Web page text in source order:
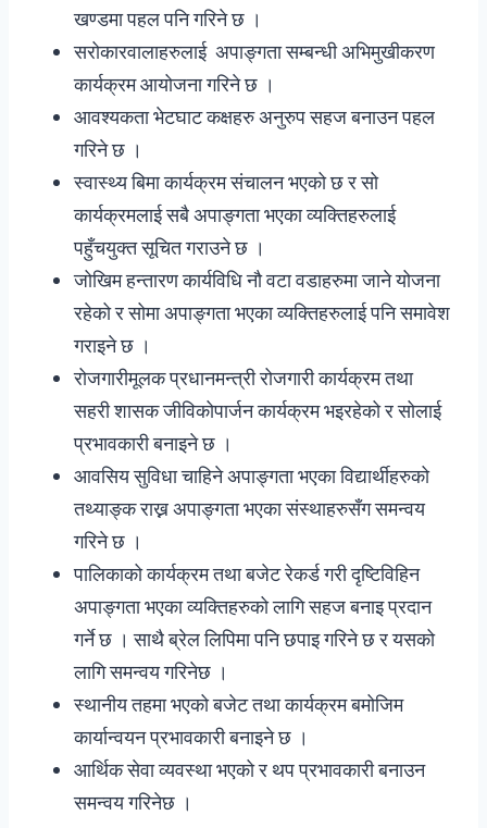
खण्डमा पहल पनि गरिने छ ।
सरोकारवालाहरुलाई अपाङ्गता सम्बन्धी अभिमुखीकरण
कार्यक्रम आयोजना गरिने छ ।
आवश्यकता भेटघाट कक्षहरु अनुरुप सहज बनाउन पहल
गरिने छ ।
स्वास्थ्य बिमा कार्यक्रम संचालन भएको छ र सो
कार्यक्रमलाई सबै अपाङ्गता भएका व्यक्तिहरुलाई
पहुँचयुक्त सूचित गराउने छ ।
जोखिम हन्तारण कार्यविधि नौ वटा वडाहरुमा जाने योजना
रहेको र सोमा अपाङ्गता भएका व्यक्तिहरुलाई पनि समावेश
गराइने छ ।
रोजगारीमूलक प्रधानमन्त्री रोजगारी कार्यक्रम तथा
सहरी शासक जीविकोपार्जन कार्यक्रम भइरहेको र सोलाई
प्रभावकारी बनाइने छ ।
आवसिय सुविधा चाहिने अपाङ्गता भएका विद्यार्थीहरुको
तथ्याङ्क राख्न अपाङ्गता भएका संस्थाहरुसँग समन्वय
गरिने छ ।
पालिकाको कार्यक्रम तथा बजेट रेकर्ड गरी दृष्टिविहिन
अपाङ्गता भएका व्यक्तिहरुको लागि सहज बनाइ प्रदान
गर्ने छ । साथै ब्रेल लिपिमा पनि छपाइ गरिने छ र यसको
लागि समन्वय गरिनेछ ।
स्थानीय तहमा भएको बजेट तथा कार्यक्रम बमोजिम
कार्यान्वयन प्रभावकारी बनाइने छ ।
आर्थिक सेवा व्यवस्था भएको र थप प्रभावकारी बनाउन
समन्वय गरिनेछ ।